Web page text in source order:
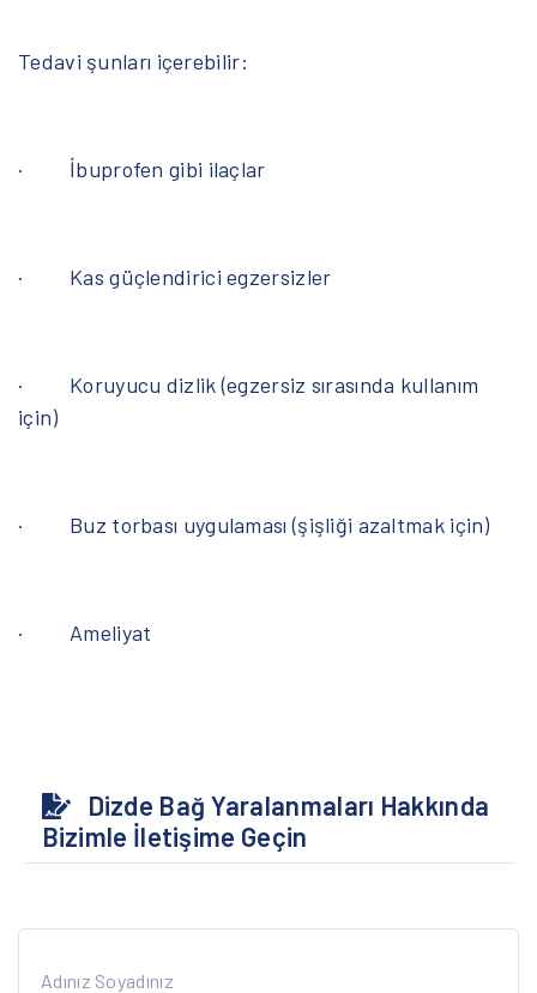
Tedavi şunları içerebilir:
· İbuprofen gibi ilaçlar
· Kas güçlendirici egzersizler
· Koruyucu dizlik (egzersiz sırasında kullanım
için)
· Buz torbası uygulaması (şişliği azaltmak için)
· Ameliyat
Dizde Bağ Yaralanmaları Hakkında
Bizimle İletişime Geçin
Adınız Soyadınız